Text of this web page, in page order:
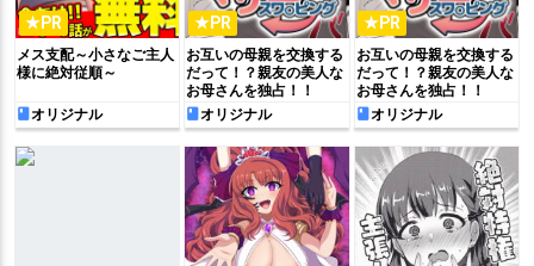
★PR
メス支配～小さなご主人
様に絶対従順～
オリジナル
★PR
お互いの母親を交換する
だって！？親友の美人な
お母さんを独占！！
オリジナル
★PR
お互いの母親を交換する
だって！？親友の美人な
お母さんを独占！！
オリジナル